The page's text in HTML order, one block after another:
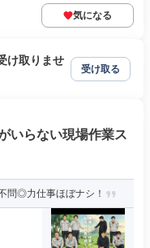
気になる
け取りませ
受け取る
いらない現場作業ス
問◎力仕事ほぼナシ！